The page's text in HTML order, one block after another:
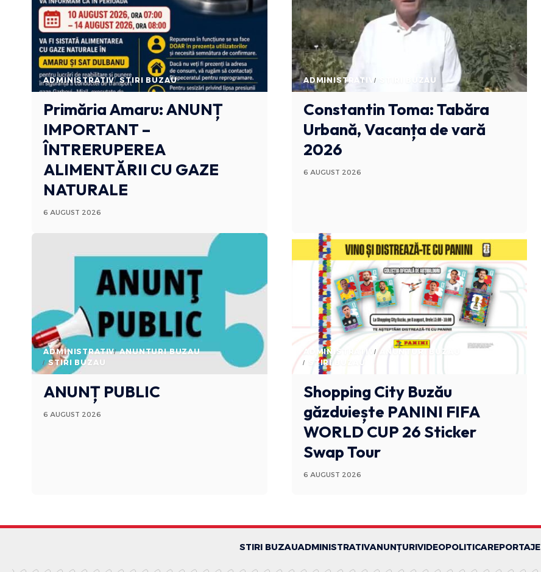
ADMINISTRATIV STIRI BUZAU
Primăria Amaru: ANUNȚ
IMPORTANT –
ÎNTRERUPEREA
ALIMENTĂRII CU GAZE
NATURALE
6 AUGUST 2026
ADMINISTRATIV STIRI BUZAU
Constantin Toma: Tabăra
Urbană, Vacanța de vară
2026
6 AUGUST 2026
ADMINISTRATIV ANUNTURI BUZAU
STIRI BUZAU
ANUNȚ PUBLIC
6 AUGUST 2026
ADMINISTRATIV
ANUNTURI BUZAU
STIRI BUZAU
Shopping City Buzău
găzduiește PANINI FIFA
WORLD CUP 26 Sticker
Swap Tour
6 AUGUST 2026
STIRI BUZAUADMINISTRATIVANUNȚURIVIDEOPOLITICAREPORTAJE